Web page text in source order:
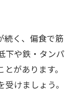
続く、偏食で筋
下や鉄・タンパ
があります。
けましょう。